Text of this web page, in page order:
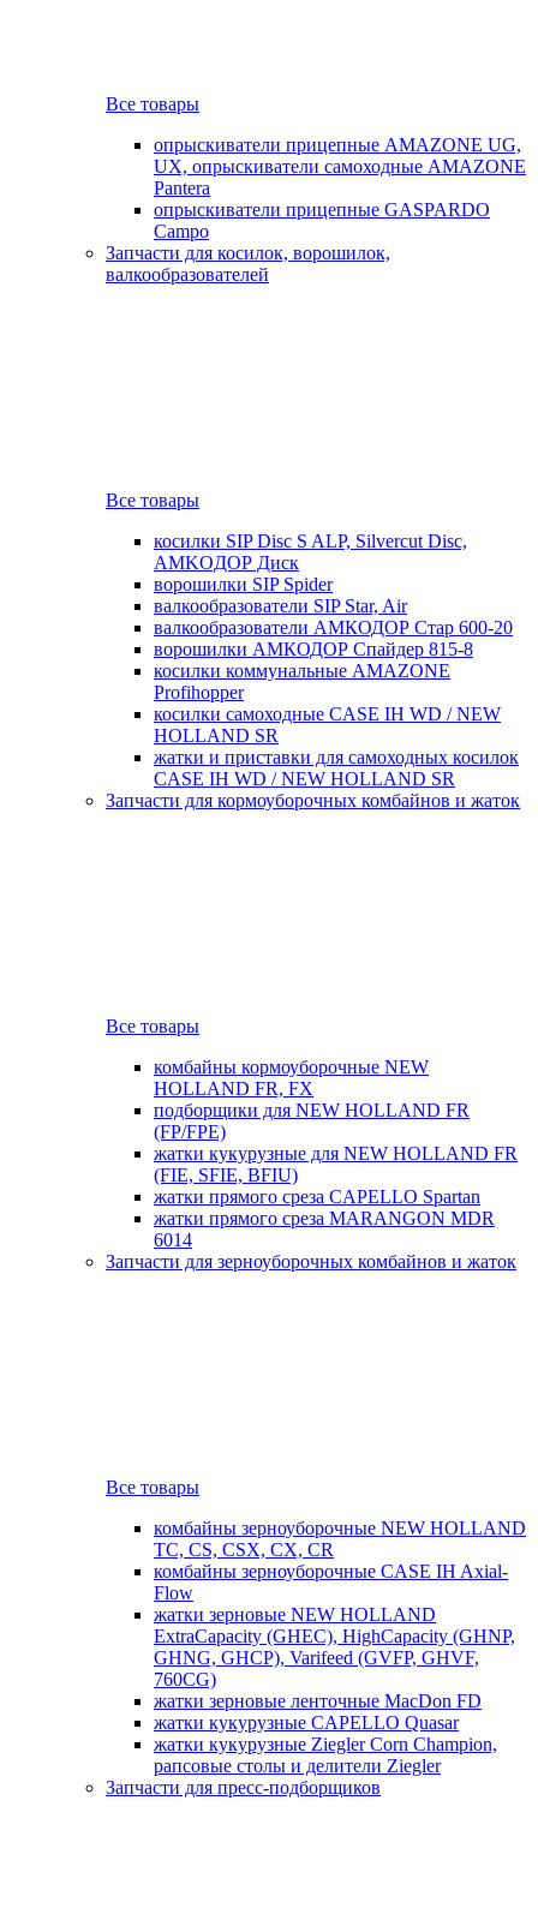
Все товары
опрыскиватели прицепные AMAZONE UG,
UX, опрыскиватели самоходные AMAZONE
Pantera
опрыскиватели прицепные GASPARDO
Campo
Запчасти для косилок, ворошилок,
валкообразователей
Все товары
косилки SIP Disc S ALP, Silvercut Disc,
AMKOДОР Диск
ворошилки SIP Spider
валкообразователи SIP Star, Air
валкообразователи АМКОДОР Стар 600-20
ворошилки АМКОДОР Спайдер 815-8
косилки коммунальные AMAZONE
Profihopper
косилки самоходные CASE IH WD / NEW
HOLLAND SR
жатки и приставки для самоходных косилок
CASE IH WD / NEW HOLLAND SR
Запчасти для кормоуборочных комбайнов и жаток
Все товары
комбайны кормоуборочные NEW
HOLLAND FR, FX
подборщики для NEW HOLLAND FR
(FP/FPE)
жатки кукурузные для NEW HOLLAND FR
(FIE, SFIE, BFIU)
жатки прямого среза CAPELLO Spartan
жатки прямого среза MARANGON MDR
6014
Запчасти для зерноуборочных комбайнов и жаток
Все товары
комбайны зерноуборочные NEW HOLLAND
TC, CS, CSX, CX, CR
комбайны зерноуборочные CASE IH Axial-
Flow
жатки зерновые NEW HOLLAND
ExtraCapacity (GHEC), HighCapacity (GHNP,
GHNG, GHCP), Varifeed (GVFP, GHVF,
760CG)
жатки зерновые ленточные MacDon FD
жатки кукурузные CAPELLO Quasar
жатки кукурузные Ziegler Corn Champion,
рапсовые столы и делители Ziegler
Запчасти для пресс-подборщиков